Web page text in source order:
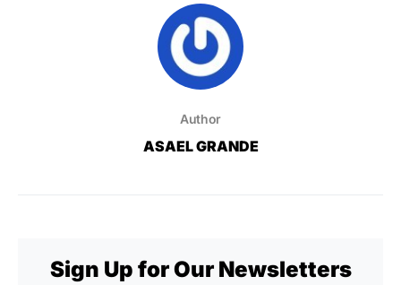
Author
ASAEL GRANDE
Sign Up for Our Newsletters